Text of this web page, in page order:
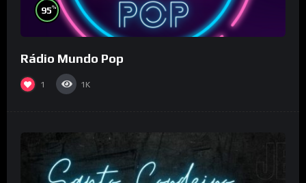
95%
Rádio Mundo Pop
1 1K